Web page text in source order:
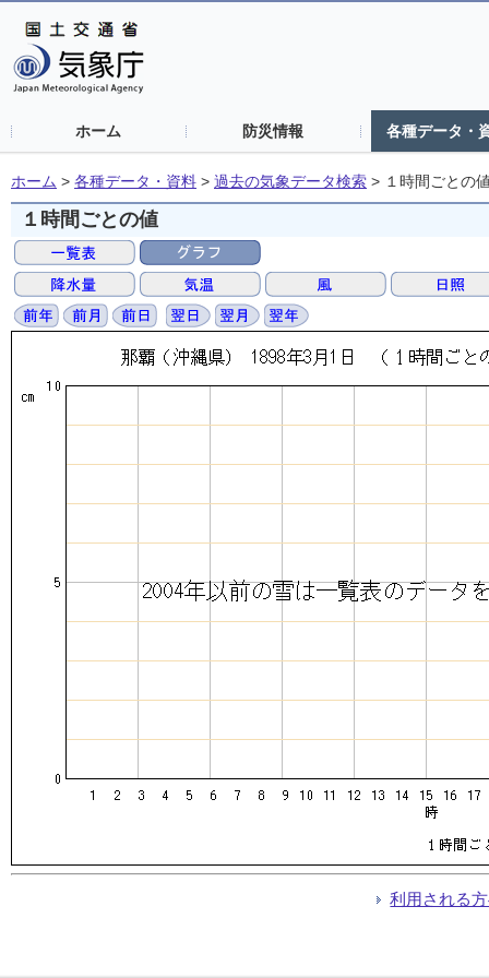
ホーム 防災情報 各種データ・
ホーム > 各種データ・資料 > 過去の気象データ検索 > １時間ごとの
１時間ごとの値
利用される